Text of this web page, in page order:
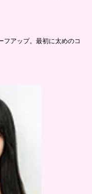
フアップ。最初に太めのコ